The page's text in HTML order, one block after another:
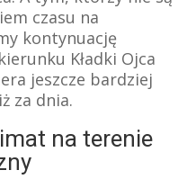
czasu na
kontynuację
Kładki Ojca
jeszcze bardziej
za dnia.
na terenie